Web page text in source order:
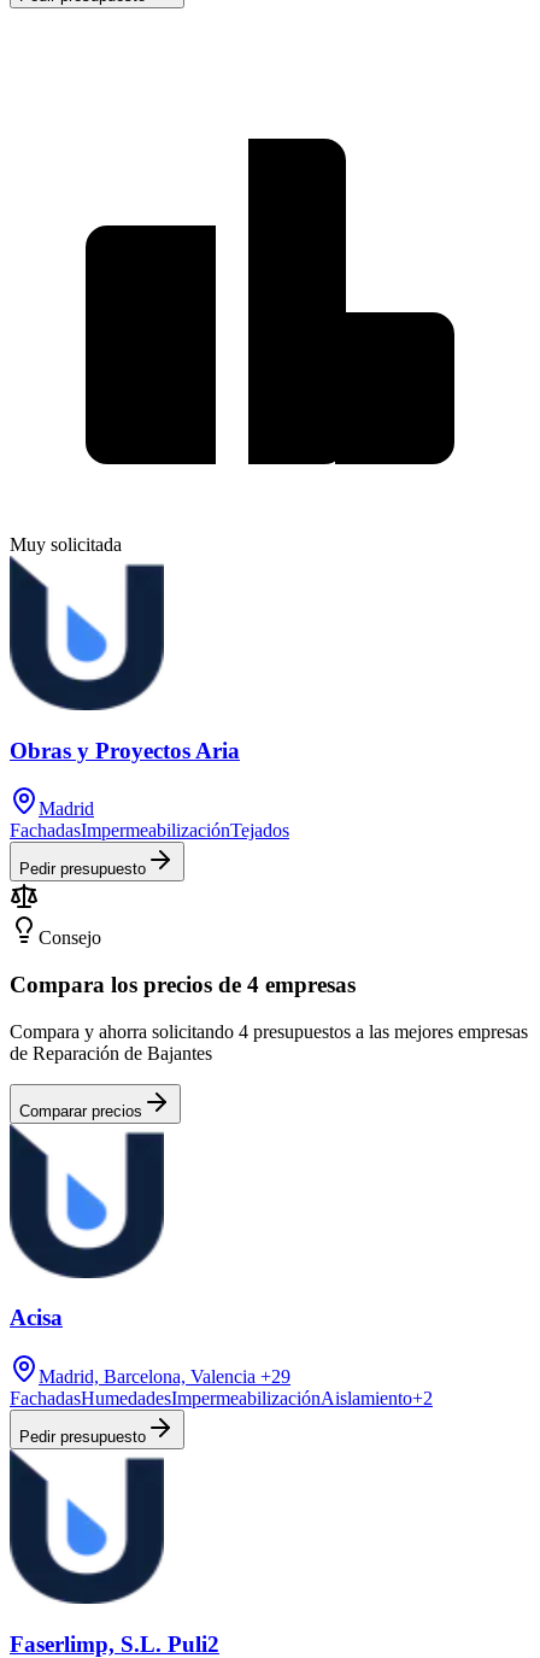
Muy solicitada
Obras y Proyectos Aria
Madrid
FachadasImpermeabilizaciónTejados
Pedir presupuesto
Consejo
Compara los precios de 4 empresas
Compara y ahorra solicitando 4 presupuestos a las mejores empresas
de Reparación de Bajantes
Comparar precios
Acisa
Madrid, Barcelona, Valencia +29
FachadasHumedadesImpermeabilizaciónAislamiento+2
Pedir presupuesto
Faserlimp, S.L. Puli2